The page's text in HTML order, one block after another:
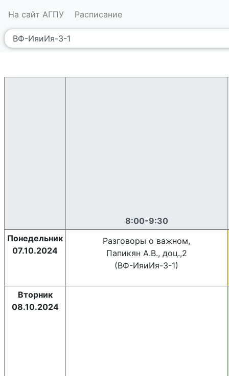
На сайт АГПУ Расписание
8:00-9:30
Понедельник
07.10.2024
Разговоры о важном,
Папикян А.В., доц.,2
(ВФ-ИяиИя-3-1)
Вторник
08.10.2024